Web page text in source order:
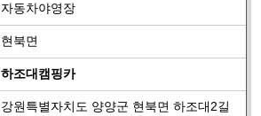
자동차야영장
현북면
하조대캠핑카
강원특별자치도 양양군 현북면 하조대2길